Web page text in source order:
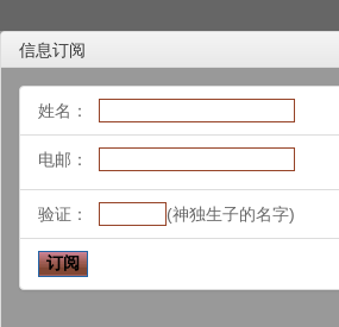
信息订阅
姓名：
电邮：
验证： (神独生子的名字)